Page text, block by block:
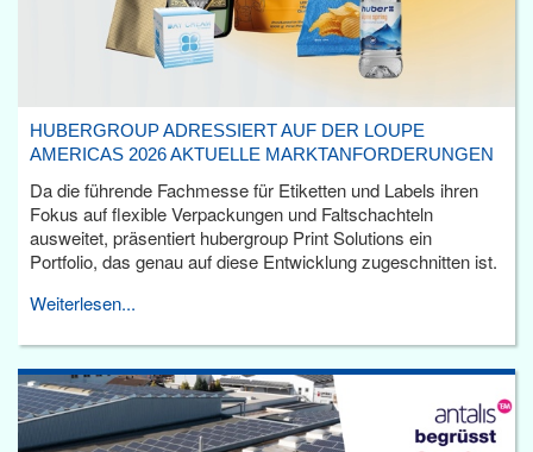
HUBERGROUP ADRESSIERT AUF DER LOUPE
AMERICAS 2026 AKTUELLE MARKTANFORDERUNGEN
Da die führende Fachmesse für Etiketten und Labels ihren
Fokus auf flexible Verpackungen und Faltschachteln
ausweitet, präsentiert hubergroup Print Solutions ein
Portfolio, das genau auf diese Entwicklung zugeschnitten ist.
Weiterlesen...